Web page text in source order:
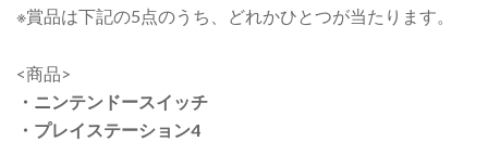
※賞品は下記の5点のうち、どれかひとつが当たります。
<商品>
・ ニンテンドースイッチ
・ プレイステーション4